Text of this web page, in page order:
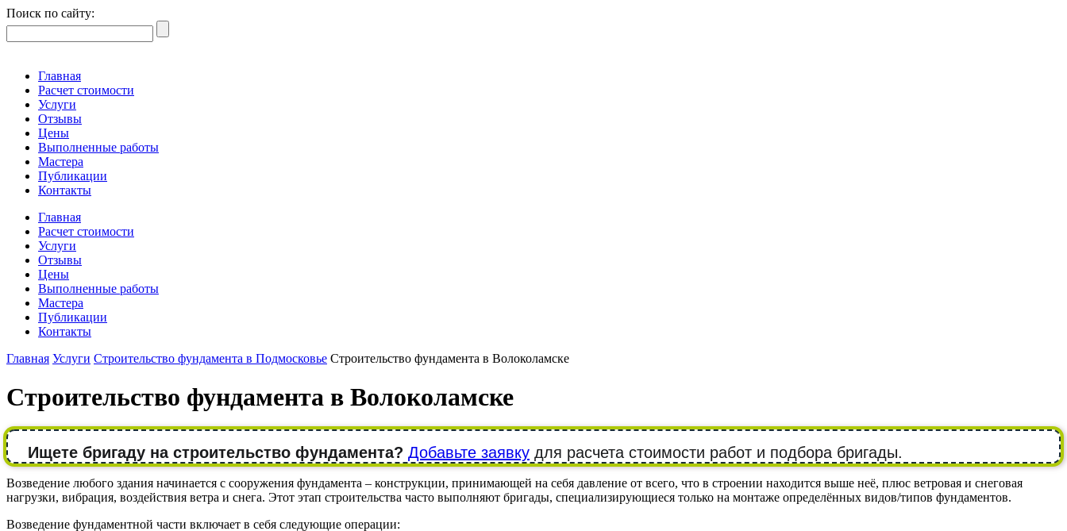
Поиск по сайту:
Главная
Расчет стоимости
Услуги
Отзывы
Цены
Выполненные работы
Мастера
Публикации
Контакты
Главная
Расчет стоимости
Услуги
Отзывы
Цены
Выполненные работы
Мастера
Публикации
Контакты
Главная Услуги Строительство фундамента в Подмосковье Строительство фундамента в Волоколамске
Строительство фундамента в Волоколамске
Ищете бригаду на строительство фундамента? Добавьте заявку для расчета стоимости работ и подбора бригады.
Возведение любого здания начинается с сооружения фундамента – конструкции, принимающей на себя давление от всего, что в строении находится выше неё, плюс ветровая и снеговая
нагрузки, вибрация, воздействия ветра и снега. Этот этап строительства часто выполняют бригады, специализирующиеся только на монтаже определённых видов/типов фундаментов.
Возведение фундаментной части включает в себя следующие операции: